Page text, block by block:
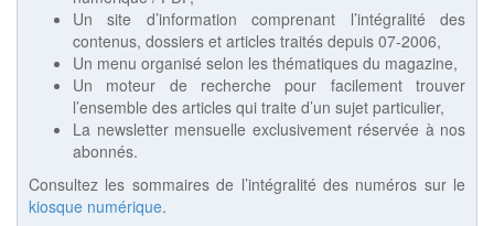
Un site d’information comprenant l’intégralité des
contenus, dossiers et articles traités depuis 07-2006,
Un menu organisé selon les thématiques du magazine,
Un moteur de recherche pour facilement trouver
l’ensemble des articles qui traite d’un sujet particulier,
La newsletter mensuelle exclusivement réservée à nos
abonnés.
Consultez les sommaires de l’intégralité des numéros sur le
kiosque numérique.